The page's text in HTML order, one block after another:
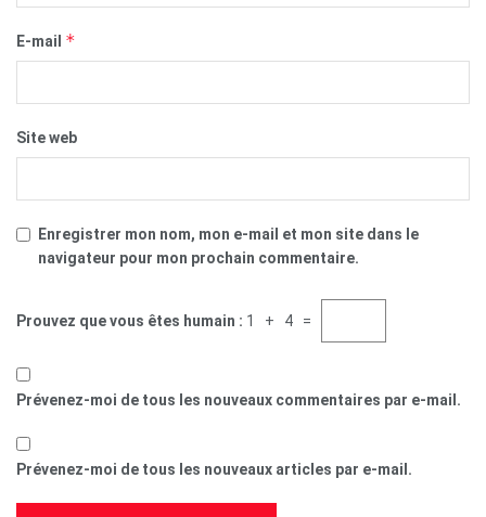
E-mail *
Site web
Enregistrer mon nom, mon e-mail et mon site dans le
navigateur pour mon prochain commentaire.
Prouvez que vous êtes humain : 1 + 4 =
Prévenez-moi de tous les nouveaux commentaires par e-mail.
Prévenez-moi de tous les nouveaux articles par e-mail.